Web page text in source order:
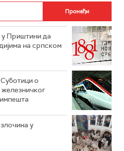
Приштини да
на српском
о
у